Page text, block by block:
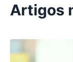
Artigos